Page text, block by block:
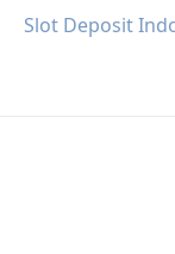
Slot Deposit